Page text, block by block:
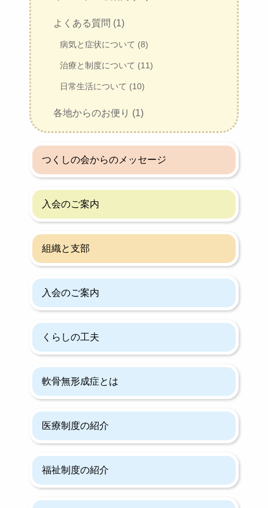
よくある質問 (1)
病気と症状について (8)
治療と制度について (11)
日常生活について (10)
各地からのお便り (1)
つくしの会からのメッセージ
入会のご案内
組織と支部
入会のご案内
くらしの工夫
軟骨無形成症とは
医療制度の紹介
福祉制度の紹介